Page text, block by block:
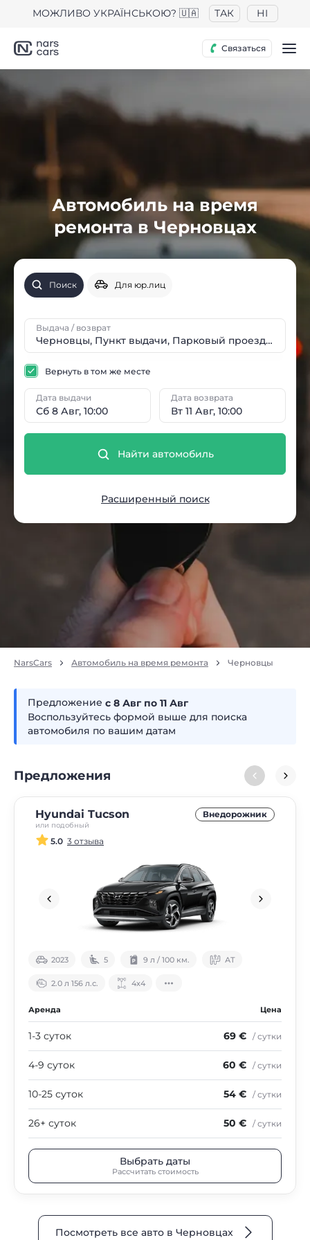
МОЖЛИВО УКРАЇНСЬКОЮ? 🇺🇦 ТАК НІ
Связаться
Автомобиль на время
ремонта в Черновцах
Поиск Для юр.лиц
Выдача / возврат
Сб 8 Авг, 10:00
Дата выдачи
Вт 11 Авг, 10:00
Дата возврата
Вернуть в том же месте
Найти автомобиль
Расширенный поиск
NarsCars Автомобиль на время ремонта Черновцы
Предложение с 8 авг по 11
авг
Воспользуйтесь формой выше для поиска
автомобиля по вашим датам
Предложения
Hyundai Tucson
или подобный
Внедорожник
5.0 3 отзыва
2023 5 9 л / 100 км. АТ
2.0 л 156 л.с. 4х4
Аренда Цена
1-3 суток 69 € / сутки
4-9 суток 60 € / сутки
10-25 суток 54 € / сутки
26+ суток 50 € / сутки
Выбрать даты
Рассчитать стоимость
Посмотреть все авто в Черновцах